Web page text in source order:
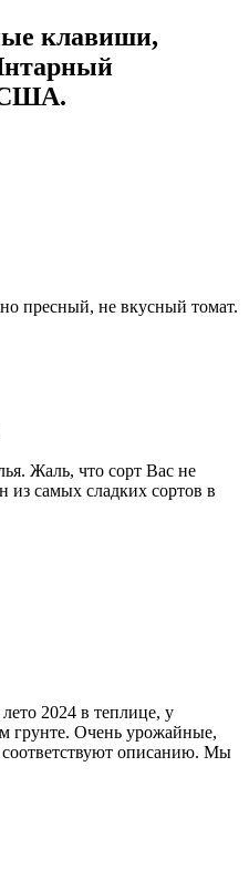
клавиши,
США.
пресный, не вкусный томат.
Жаль, что сорт Вас не
из самых сладких сортов в
2024 в теплице, у
грунте. Очень урожайные,
описанию. Мы